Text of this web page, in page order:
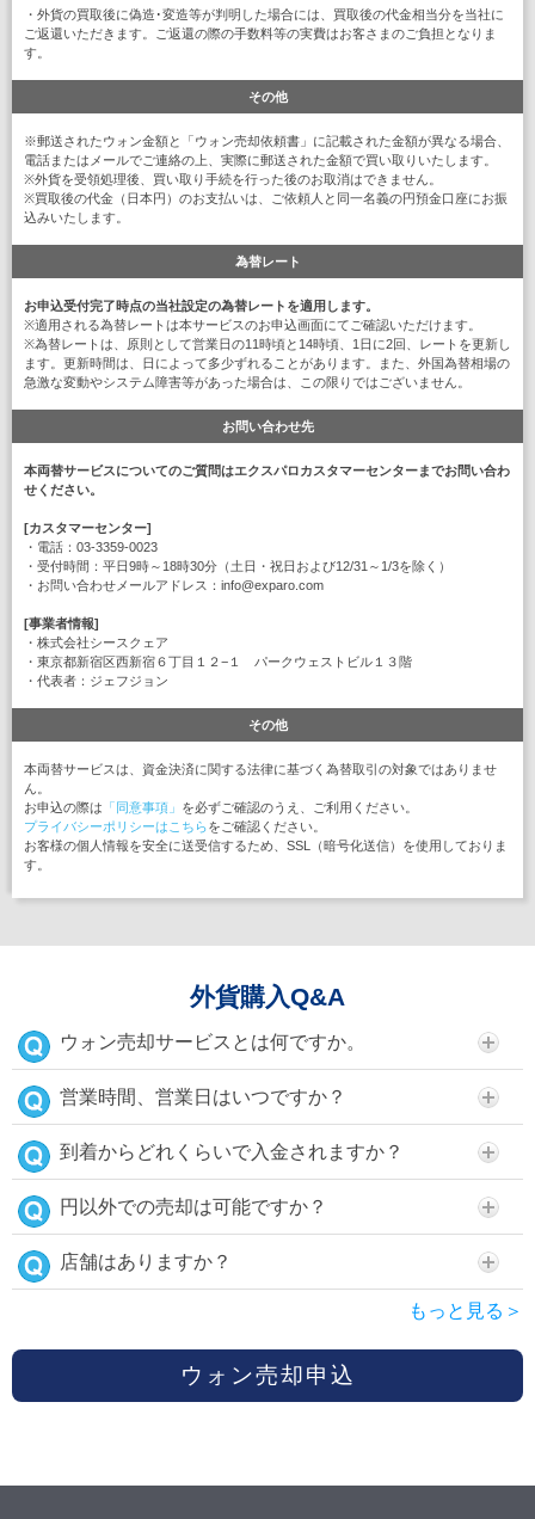
・外貨の買取後に偽造･変造等が判明した場合には、買取後の代金相当分を当社に
ご返還いただきます。ご返還の際の手数料等の実費はお客さまのご負担となりま
す。
その他
※郵送されたウォン金額と「ウォン売却依頼書」に記載された金額が異なる場合、
電話またはメールでご連絡の上、実際に郵送された金額で買い取りいたします。
※外貨を受領処理後、買い取り手続を行った後のお取消はできません。
※買取後の代金（日本円）のお支払いは、ご依頼人と同一名義の円預金口座にお振
込みいたします。
為替レート
お申込受付完了時点の当社設定の為替レートを適用します。
※適用される為替レートは本サービスのお申込画面にてご確認いただけます。
※為替レートは、原則として営業日の11時頃と14時頃、1日に2回、レートを更新し
ます。更新時間は、日によって多少ずれることがあります。また、外国為替相場の
急激な変動やシステム障害等があった場合は、この限りではございません。
お問い合わせ先
本両替サービスについてのご質問はエクスパロカスタマーセンターまでお問い合わ
せください。
[カスタマーセンター]
・電話：03-3359-0023
・受付時間：平日9時～18時30分（土日・祝日および12/31～1/3を除く）
・お問い合わせメールアドレス：info@exparo.com
[事業者情報]
・株式会社シースクェア
・東京都新宿区西新宿６丁目１２−１ パークウェストビル１３階
・代表者：ジェフジョン
その他
本両替サービスは、資金決済に関する法律に基づく為替取引の対象ではありませ
ん。
お申込の際は 「同意事項」 を必ずご確認のうえ、ご利用ください。
プライバシーポリシーはこちらをご確認ください。
お客様の個人情報を安全に送受信するため、SSL（暗号化送信）を使用しておりま
す。
外貨購入Q&A
ウォン売却サービスとは何ですか。
営業時間、営業日はいつですか？
到着からどれくらいで入金されますか？
円以外での売却は可能ですか？
店舗はありますか？
もっと見る＞
ウォン売却申込